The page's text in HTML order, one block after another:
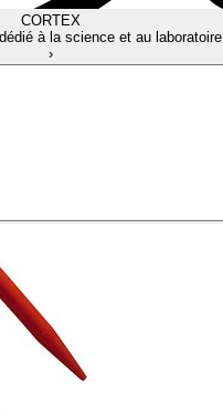
CORTEX
à la science et au laboratoire
›